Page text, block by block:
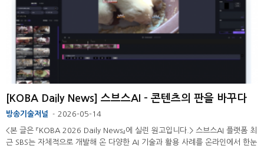
[KOBA Daily News] 스브스AI – 콘텐츠의 판을 바꾸다
방송기술저널 - 2026-05-14
<본 글은 『KOBA 2026 Daily News』에 실린 원고입니다.> 스브스AI 플랫폼 최
근 SBS는 자체적으로 개발해 온 다양한 AI 기술과 활용 사례를 온라인에서 한눈